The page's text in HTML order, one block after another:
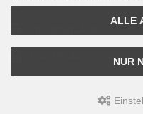
(049) 5044 8821476
ALLE
NUR